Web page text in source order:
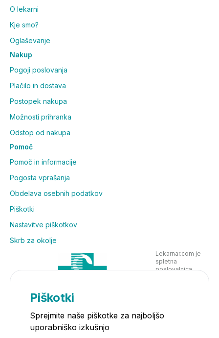
O lekarni
Kje smo?
Oglaševanje
Nakup
Pogoji poslovanja
Plačilo in dostava
Postopek nakupa
Možnosti prihranka
Odstop od nakupa
Pomoč
Pomoč in informacije
Pogosta vprašanja
Obdelava osebnih podatkov
Piškotki
Nastavitve piškotkov
Skrb za okolje
Lekarnar.com je
spletna
poslovalnica
Piškotki
Sprejmite naše piškotke za najboljšo
uporabniško izkušnjo